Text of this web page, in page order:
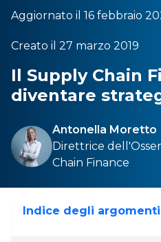
Aggiornato il 16 febbraio
Creato il 27 marzo 2019
Il Supply Chain
diventare
Antonella Moretto
Direttrice dell'
Chain Finance
Indice degli argomenti